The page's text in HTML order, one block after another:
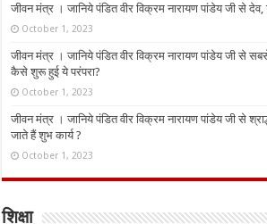
जीवन मंत्र । जानिये पंडित वीर विक्रम नारायण पांडेय जी से देव,
October 1, 2023
जीवन मंत्र । जानिये पंडित वीर विक्रम नारायण पांडेय जी से
कैसे शुरू हुई ये परंपरा?
October 1, 2023
जीवन मंत्र । जानिये पंडित वीर विक्रम नारायण पांडेय जी से
जाते हैं शुभ कार्य ?
October 1, 2023
शिक्षा